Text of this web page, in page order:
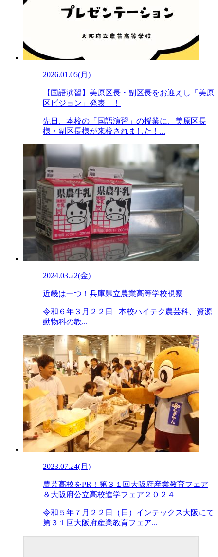
2026.01.05(月)
【国語演習】美原区長・副区長をお迎えし「美原
区ビジョン」発表！！
先日、本校の「国語演習」の授業に、美原区長
様・副区長様が来校されました！...
2024.03.22(金)
近畿は一つ！兵庫県立農業高等学校視察
令和６年３月２２日 本校ハイテク農芸科、資源
動物科の教...
2023.07.24(月)
農芸高校をPR！第３１回大阪府産業教育フェア
＆大阪府公立高校進学フェア２０２４
令和５年７月２２日（日）インテックス大阪にて
第３１回大阪府産業教育フェア...